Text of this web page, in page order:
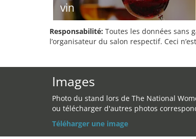
vin
Responsabilité: Toutes les données sans
l’organisateur du salon respectif. Ceci
Images
Photo du stand lors de The National
ou télécharger d'autres photos
Téléharger une image